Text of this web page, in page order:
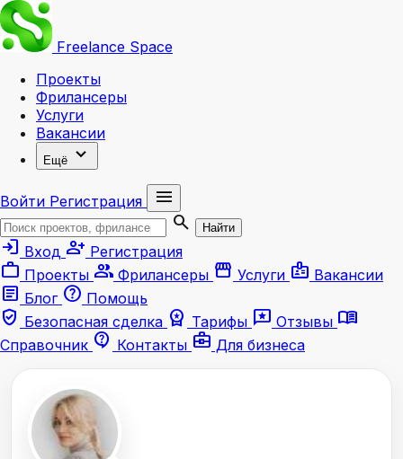
Freelance Space
Проекты
Фрилансеры
Услуги
Вакансии
Ещё expand_more
Войти Регистрация
menu
search
Найти
login Вход person_add Регистрация
work Проекты group Фрилансеры storefront Услуги badge Вакансии
article Блог help Помощь
verified_user Безопасная сделка workspace_premium Тарифы reviews Отзывы menu_book
Справочник contact_support Контакты business_center Для бизнеса